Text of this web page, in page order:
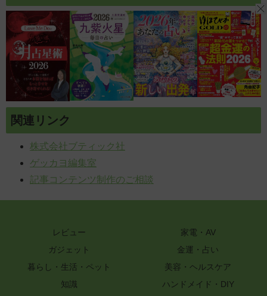
関連リンク
株式会社ブティック社
ゲッカヨ編集室
記事コンテンツ制作のご相談
レビュー
家電・AV
ガジェット
金運・占い
暮らし・生活・ペット
美容・ヘルスケア
知識
ハンドメイド・DIY